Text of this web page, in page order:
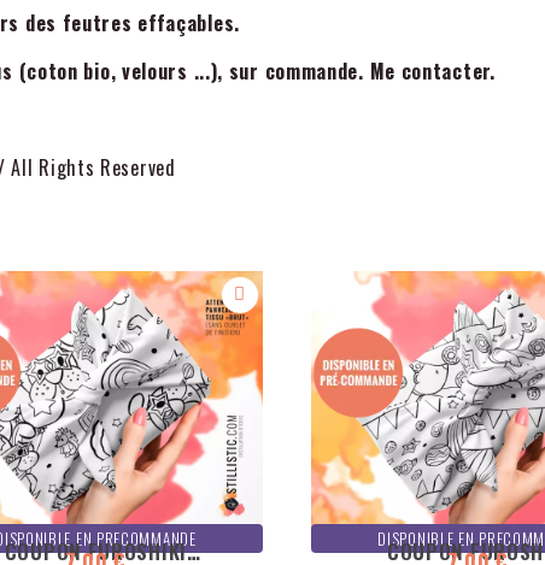
des feutres effaçables.
bio, velours ...), sur commande. Me contacter.
Rights Reserved
EN PRECOMMANDE
COUPON FUROSHIKI DISPONIBLE EN
COUPON